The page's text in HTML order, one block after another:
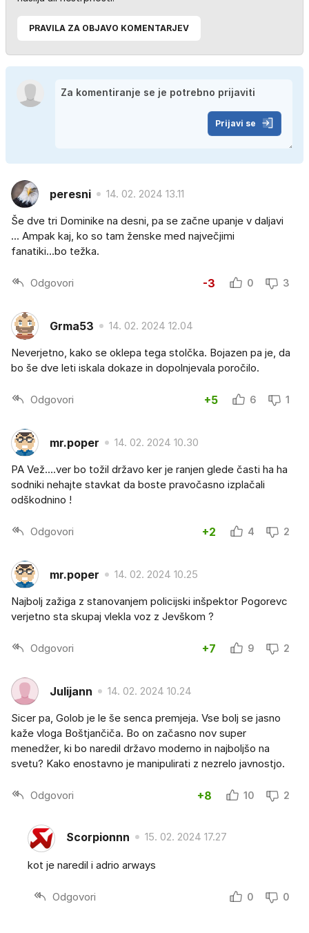
PRAVILA ZA OBJAVO KOMENTARJEV
Prijavi se
peresni 14. 02. 2024 13.11
Še dve tri Dominike na desni, pa se začne upanje v daljavi
... Ampak kaj, ko so tam ženske med največjimi
fanatiki...bo težka.
Odgovori -3 0 3
Grma53 14. 02. 2024 12.04
Neverjetno, kako se oklepa tega stolčka. Bojazen pa je, da
bo še dve leti iskala dokaze in dopolnjevala poročilo.
Odgovori +5 6 1
mr.poper 14. 02. 2024 10.30
PA Vež....ver bo tožil državo ker je ranjen glede časti ha ha
sodniki nehajte stavkat da boste pravočasno izplačali
odškodnino !
Odgovori +2 4 2
mr.poper 14. 02. 2024 10.25
Najbolj zažiga z stanovanjem policijski inšpektor Pogorevc
verjetno sta skupaj vlekla voz z Jevškom ?
Odgovori +7 9 2
Julijann 14. 02. 2024 10.24
Sicer pa, Golob je le še senca premjeja. Vse bolj se jasno
kaže vloga Boštjančiča. Bo on začasno nov super
menedžer, ki bo naredil državo moderno in najboljšo na
svetu? Kako enostavno je manipulirati z nezrelo javnostjo.
Odgovori +8 10 2
Scorpionnn 15. 02. 2024 17.27
kot je naredil i adrio arways
Odgovori 0 0